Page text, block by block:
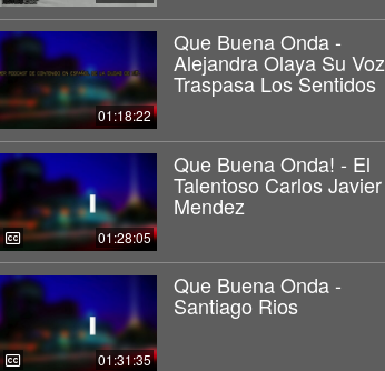
01:18:22
Que Buena Onda -
Alejandra Olaya Su Voz
Traspasa Los Sentidos
01:28:05
Que Buena Onda! - El
Talentoso Carlos Javier
Mendez
01:31:35
Que Buena Onda -
Santiago Rios